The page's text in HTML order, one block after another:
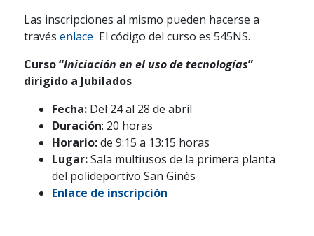
Las inscripciones al mismo pueden hacerse a
través enlace El código del curso es 545NS.
Curso “Iniciación en el uso de tecnologías”
dirigido a Jubilados
Fecha:Del 24 al 28 de abril
Duración: 20 horas
Horario:de 9:15 a 13:15 horas
Lugar:Sala multiusos de la primera planta
del polideportivo San Ginés
Enlace de inscripción